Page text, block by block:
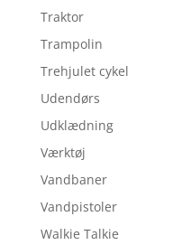
Traktor
Trampolin
Trehjulet cykel
Udendørs
Udklædning
Værktøj
Vandbaner
Vandpistoler
Walkie Talkie